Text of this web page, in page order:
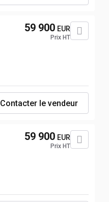
59 900 EUR
Prix HT
Contacter le vendeur
59 900 EUR
Prix HT